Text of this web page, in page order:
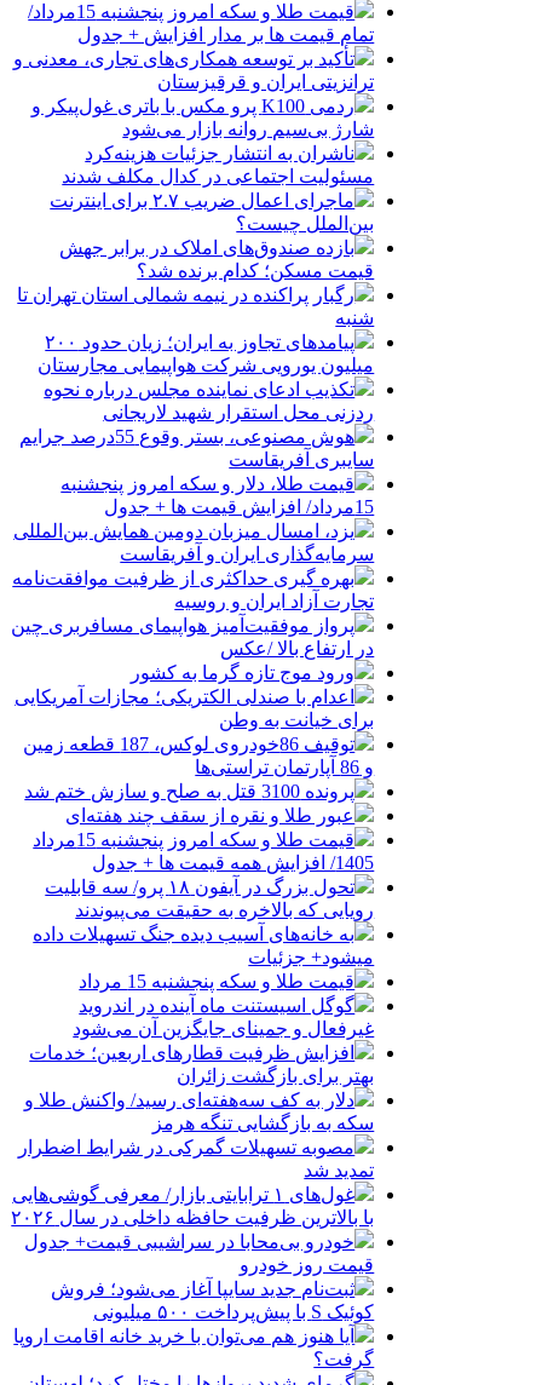
قیمت طلا و سکه امروز پنجشنبه 15مرداد/
تمام قیمت ها بر مدار افزایش + جدول
تأکید بر توسعه همکاری‌های تجاری، معدنی و
ترانزیتی ایران و قرقیزستان
ردمی K100 پرو مکس با باتری غول‌پیکر و
شارژ بی‌سیم روانه بازار می‌شود
ناشران به انتشار جزئیات هزینه‌کرد
مسئولیت اجتماعی در کدال مکلف شدند
ماجرای اعمال ضریب ۲.۷ برای اینترنت
بین‌الملل چیست؟
بازده صندوق‌های املاک در برابر جهش
قیمت مسکن؛ کدام برنده شد؟
رگبار پراکنده در نیمه شمالی استان تهران تا
شنبه
پیامدهای تجاوز به ایران؛ زیان حدود ۲۰۰
میلیون یورویی شرکت هواپیمایی مجارستان
تکذیب ادعای نماینده مجلس درباره نحوه
ردزنی محل استقرار شهید لاریجانی
هوش مصنوعی، بستر وقوع 55درصد جرایم
سایبری آفریقاست
قیمت طلا، دلار و سکه امروز پنجشنبه
15مرداد/ افزایش قیمت ها + جدول
یزد، امسال میزبان دومین همایش بین‌المللی
سرمایه‌گذاری ایران و آفریقاست
بهره گیری حداکثری از ظرفیت موافقت‌نامه
تجارت آزاد ایران و روسیه
پرواز موفقیت‌آمیز هواپیمای مسافربری چین
در ارتفاع بالا /عکس
ورود موج تازه گرما به کشور
اعدام با صندلی الکتریکی؛ مجازات آمریکایی
برای خیانت به وطن
توقیف 86خودروی لوکس، 187 قطعه زمین
و 86 آپارتمان تراستی‌ها
پرونده 3100 قتل به صلح و سازش ختم شد
عبور طلا و نقره از سقف چند هفته‌ای
قیمت طلا و سکه امروز پنجشنبه 15مرداد
1405/ افزایش همه قیمت ها + جدول
تحول بزرگ در آیفون ۱۸ پرو/ سه قابلیت
رویایی که بالاخره به حقیقت می‌پیوندند
به خانه‌های آسیب دیده جنگ تسهیلات داده
میشود+ جزئیات
قیمت طلا و سکه پنجشنبه 15 مرداد
گوگل اسیستنت ماه آینده در اندروید
غیرفعال و جمینای جایگزین آن می‌شود
افزایش ظرفیت قطارهای اربعین؛ خدمات
بهتر برای بازگشت زائران
دلار به کف سه‌هفته‌ای رسید/ واکنش طلا و
سکه به بازگشایی تنگه هرمز
مصوبه تسهیلات گمرکی در شرایط اضطرار
تمدید شد
غول‌های ۱ ترابایتی بازار/ معرفی گوشی‌هایی
با بالاترین ظرفیت حافظه داخلی در سال ۲۰۲۶
خودرو بی‌محابا در سراشیبی قیمت+ جدول
قیمت روز خودرو
ثبت‌نام جدید سایپا آغاز می‌شود؛ فروش
کوئیک S با پیش‌پرداخت ۵۰۰ میلیونی
آیا هنوز هم می‌توان با خرید خانه اقامت اروپا
گرفت؟